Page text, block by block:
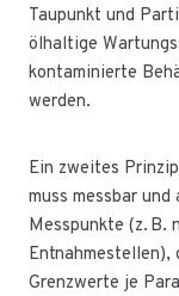
Taupunkt und
ölhaltige
kontaminierte
werden.
Ein zweites
muss messbar
Messpunkte (z. B.
Entnahmestellen),
Grenzwerte je